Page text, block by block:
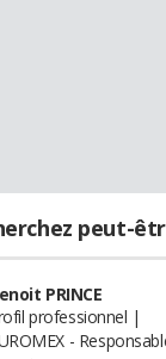
peut-
PRINCE
professionnel |
-